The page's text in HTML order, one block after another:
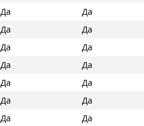
Да
Да
Да
Да
Да
Да
Да
Да
Да
Да
Да
Да
Да Да